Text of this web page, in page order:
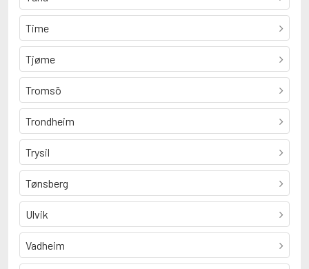
Time
Tjøme
Tromsö
Trondheim
Trysil
Tønsberg
Ulvik
Vadheim